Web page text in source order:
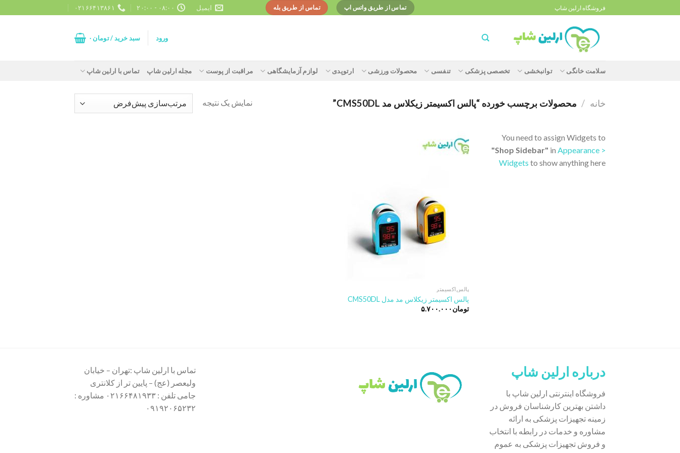
to
فروشگاه ارلین شاپ تماس از طریق واتس اپ تماس از طریق بله ایمیل ۰۸:۰۰ - ۲۰:۰۰ ۰۲۱۶۶۴۱۳۸۶۱
ورود سبد خرید /تومان ۰
سلامت خانگی توانبخشی تخصصی پزشکی تنفسی محصولات ورزشی ارتوپدی لوازم آزمایشگاهی مراقبت از پوست مجله ارلین شاپ تماس با ارلین شاپ
خانه / محصولات برچسب خورده “پالس اکسیمتر زیکلاس مد CMS50DL” نمایش یک نتیجه
You need to assign Widgets to
"Shop Sidebar" in Appearance >
Widgets to show anything here
پالس‌اکسیمتر
پالس اکسیمتر زیکلاس مد مدل CMS50DL
تومان۵.۷۰۰.۰۰۰
درباره ارلین شاپ
فروشگاه اینترنتی ارلین شاپ با
داشتن بهترین کارشناسان فروش در
زمینه تجهیزات پزشکی به ارائه
مشاوره و خدمات در رابطه با انتخاب
و فروش تجهیزات پزشکی به عموم
تماس با ارلین شاپ :تهران – خیابان
ولیعصر (عج) – پایین تر از کلانتری
جامی تلفن : ۰۲۱۶۶۴۸۱۹۳۳ مشاوره :
۰۹۱۹۲۰۶۵۲۳۲